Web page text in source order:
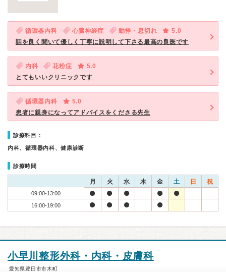
循環器内科 心臓神経症 動悸・息切れ
5.0
話を良く聞いて優しく丁寧に説明して下さる最高の良医です
内科 花粉症
5.0
とてもいいクリニックです
循環器内科
5.0
患者に親身になってアドバイスをくださる先生
診療科目：
内科、循環器内科、健康診断
診療時間
月 火 水 木 金 土 日 祝
09:00-13:00
16:00-19:00
小早川整形外科・内科・皮膚科
愛知県豊田市市木町